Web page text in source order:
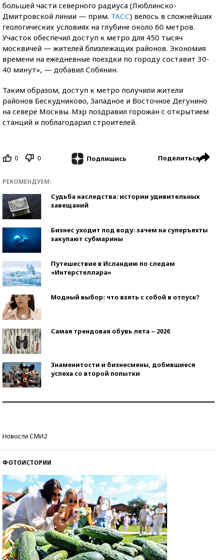
большей части северного радиуса (Люблинско-
Дмитровской линии — прим. ТАСС) велось в сложнейших
геологических условиях на глубине около 60 метров.
Участок обеспечил доступ к метро для 450 тысяч
москвичей — жителей близлежащих районов. Экономия
времени на ежедневные поездки по городу составит 30-
40 минут», — добавил Собянин.
Таким образом, доступ к метро получили жители
районов Бескудниково, Западное и Восточное Дегунино
на севере Москвы. Мэр поздравил горожан с открытием
станций и поблагодарил строителей.
0 0 Подпишись Поделиться
РЕКОМЕНДУЕМ:
Судьба наследства: истории удивительных
завещаний
Бизнес уходит под воду: зачем на суперъяхты
закупают субмарины
Путешествие в Исландию по следам
«Интерстеллара»
Модный выбор: что взять с собой в отпуск?
Самая трендовая обувь лета – 2026
Знаменитости и бизнесмены, добившиеся
успеха со второй попытки
Новости СМИ2
ФОТОИСТОРИИ